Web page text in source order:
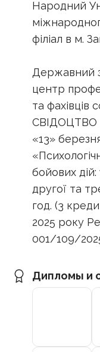
Народний
філіал в м.
Державний
центр
та фахівців
CВІДОЦТВО
«13»
бойових дій:
другої та
год. (3
2025 року
001/109/
Дипломы и